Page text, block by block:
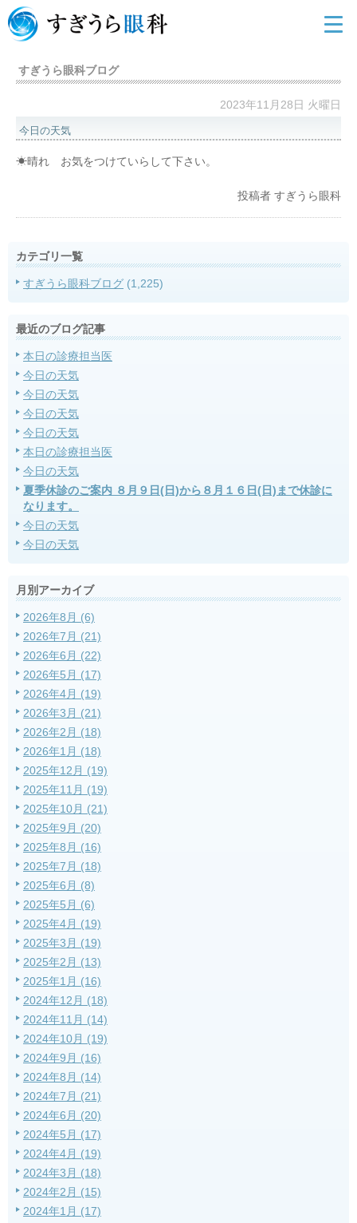
すぎうら眼科ブログ
2023年11月28日 火曜日
今日の天気
☀晴れ お気をつけていらして下さい。
投稿者 すぎうら眼科
カテゴリ一覧
すぎうら眼科ブログ (1,225)
最近のブログ記事
本日の診療担当医
今日の天気
今日の天気
今日の天気
今日の天気
本日の診療担当医
今日の天気
夏季休診のご案内 ８月９日(日)から８月１６日(日)まで休診に
なります。
今日の天気
今日の天気
月別アーカイブ
2026年8月 (6)
2026年7月 (21)
2026年6月 (22)
2026年5月 (17)
2026年4月 (19)
2026年3月 (21)
2026年2月 (18)
2026年1月 (18)
2025年12月 (19)
2025年11月 (19)
2025年10月 (21)
2025年9月 (20)
2025年8月 (16)
2025年7月 (18)
2025年6月 (8)
2025年5月 (6)
2025年4月 (19)
2025年3月 (19)
2025年2月 (13)
2025年1月 (16)
2024年12月 (18)
2024年11月 (14)
2024年10月 (19)
2024年9月 (16)
2024年8月 (14)
2024年7月 (21)
2024年6月 (20)
2024年5月 (17)
2024年4月 (19)
2024年3月 (18)
2024年2月 (15)
2024年1月 (17)